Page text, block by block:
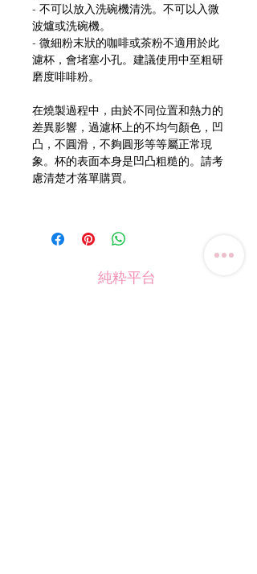
- 不可以放入洗碗機清洗。不可以入微
波爐或洗碗機。
- 微細粉末狀的咖啡或茶粉不適用於此
濾杯，會堵塞小孔。建議使用中至粗研
磨度啡啡粉。
在燒製過程中，由於不同位置和熱力的
差異影響，過濾杯上的不均勻顏色，凹
凸，不圓滑，不夠圓形等等屬正常現
象。杯的表面本身是凹凸粗糙的。請考
慮清楚才落單購買。
純粋平台